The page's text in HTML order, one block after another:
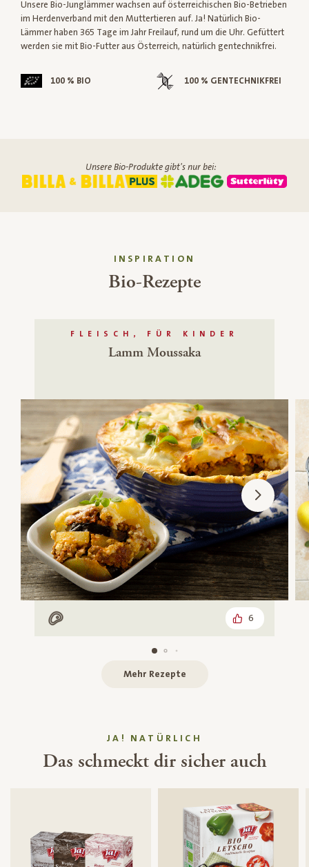
Unsere Bio-Junglämmer wachsen auf österreichischen Bio-Betrieben
im Herdenverband mit den Muttertieren auf. Ja! Natürlich Bio-
Lämmer haben 365 Tage im Jahr Freilauf, rund um die Uhr. Gefüttert
werden sie mit Bio-Futter aus Österreich, natürlich gentechnikfrei.
100 % BIO 100 % GENTECHNIKFREI
Unsere Bio-Produkte gibt's nur bei:
INSPIRATION
Bio-Rezepte
FLEISCH, FÜR KINDER
Lamm Moussaka
Mit Fleisch 6
Mehr Rezepte
JA! NATÜRLICH
Das schmeckt dir sicher auch